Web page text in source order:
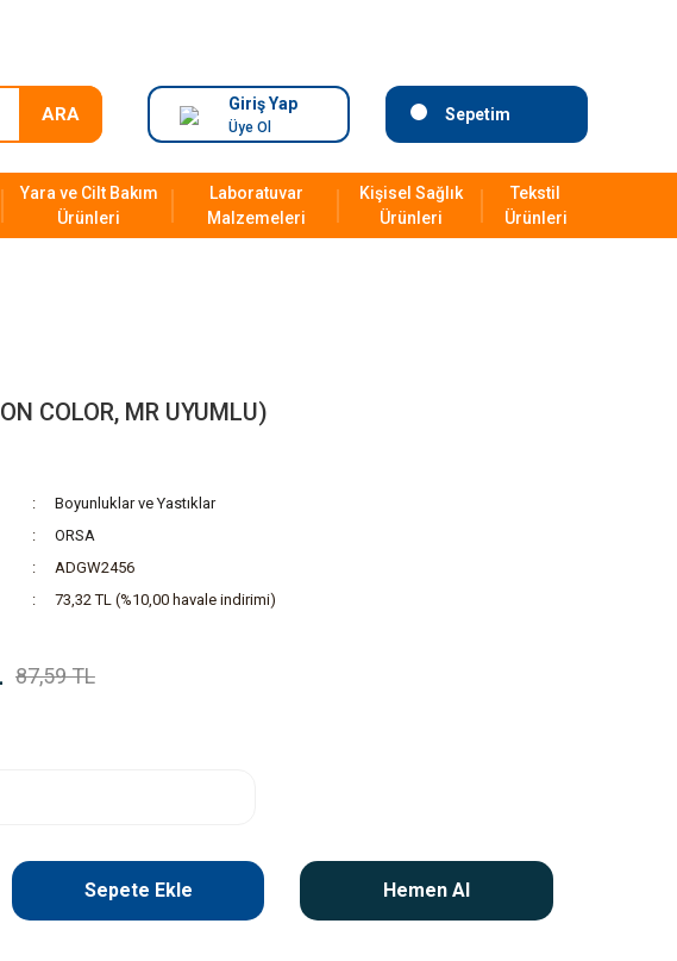
ARA
Giriş Yap
Üye Ol
Sepetim
Yara ve Cilt Bakım
Ürünleri
Laboratuvar
Malzemeleri
Kişisel Sağlık
Ürünleri
Tekstil
Ürünleri
COLOR, MR UYUMLU)
Boyunluklar ve Yastıklar
ORSA
ADGW2456
73,32 TL (%10,00 havale indirimi)
87,59 TL
Sepete Ekle Hemen Al